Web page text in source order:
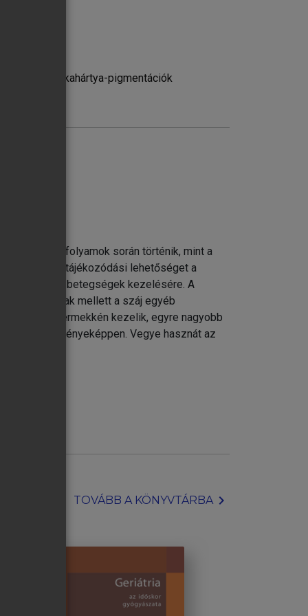
és nyálkahártya-pigmentációk
korábbi évfolyamok során történik, mint a
adhat tájékozódási lehetőséget a
és a betegségek kezelésére. A
és a fogak mellett a száj egyéb
kezelik, egyre nagyobb
eredményeképpen. Vegye hasznát az
TOVÁBB A KÖNYVTÁRBAchevron_right